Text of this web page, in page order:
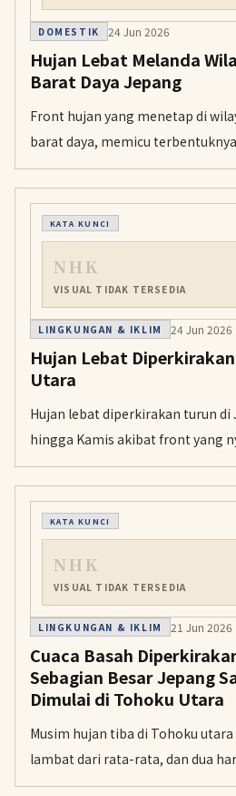
DOMESTIK 24 Jun 2026
Hujan Lebat Melanda
Barat Daya Jepang
Front hujan yang menetap di
barat daya, memicu
bagian selatan wilayah itu dan
sangat deras sebelum tengah
KATA KUNCI
NHK
VISUAL TIDAK TERSEDIA
LINGKUNGAN & IKLIM 24 Jun 2026
Hujan Lebat
Utara
Hujan lebat diperkirakan turun di
hingga Kamis akibat front yang
Badan Meteorologi Jepang
longsor, banjir di wilayah
KATA KUNCI
NHK
VISUAL TIDAK TERSEDIA
LINGKUNGAN & IKLIM 21 Jun 2026
Cuaca Basah
Sebagian Besar Jepang
Dimulai di Tohoku Utara
Musim hujan tiba di Tohoku
lambat dari rata-rata, dan dua
dibandingkan tahun lalu. Badan